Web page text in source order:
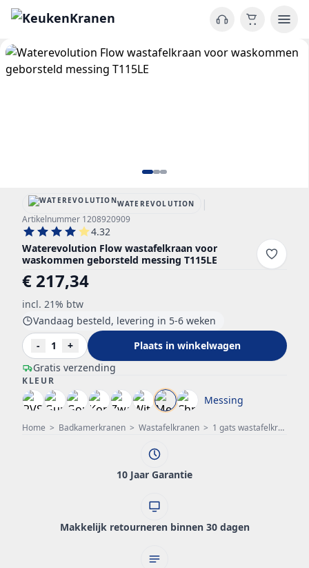
Home > Badkamerkranen > Wastafelkranen > 1 gats wastafelkraan
WATEREVOLUTION |
Artikelnummer 1208920909
4.32
Waterevolution Flow wastafelkraan voor
waskommen geborsteld messing T115LE
€ 217,34
incl. 21% btw
Gratis verzending
Vandaag besteld, levering in 5-6 weken
-
1 + Plaats in winkelwagen
KLEUR
Messing
10 Jaar Garantie
Makkelijk retourneren binnen 30 dagen